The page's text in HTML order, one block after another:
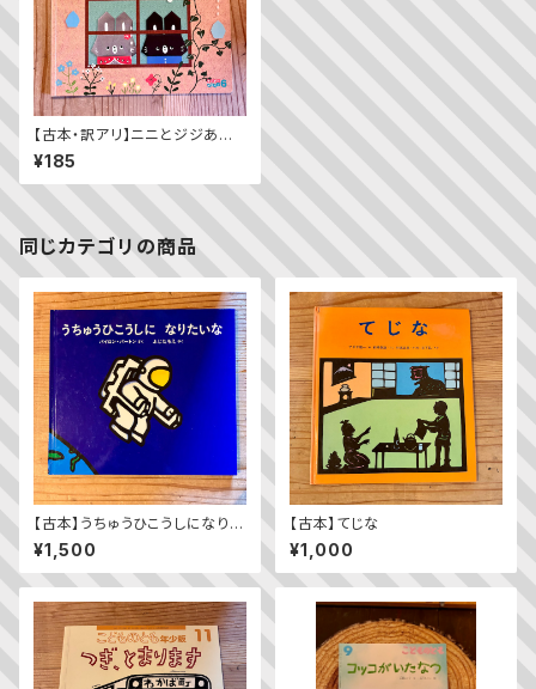
【古本・訳アリ】ニニとジジあめ
のひのおさんぽ（キンダーメルヘ
ン 2020年6月号）
¥185
同じカテゴリの商品
【古本】うちゅうひこうしになりた
いな
¥1,500
【古本】てじな
¥1,000